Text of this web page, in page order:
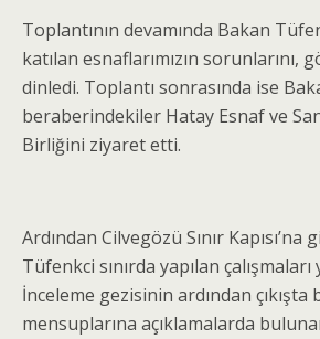
Toplantının devamında Bakan
katılan esnaflarımızın sorunlarını,
dinledi. Toplantı sonrasında ise
beraberindekiler Hatay Esnaf ve
Birliğini ziyaret etti.
Ardından Cilvegözü Sınır Kapısı’na
Tüfenkci sınırda yapılan
İnceleme gezisinin ardından çıkışta
mensuplarına açıklamalarda